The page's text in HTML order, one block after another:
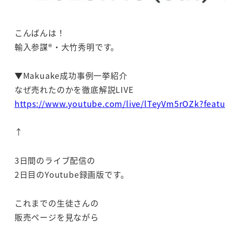
こんばんは！
輸入参謀®・大竹秀明です。
▼Makuake成功事例一挙紹介
なぜ売れたのかを徹底解説LIVE
https://www.youtube.com/live/
↑
3日間のライブ配信の
2日目のYoutube録画版です。
これまでの生徒さんの
販売ページを見ながら